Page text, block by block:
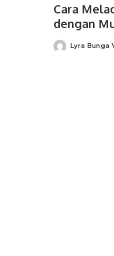
Cara
dengan
PostedLyra Bunga